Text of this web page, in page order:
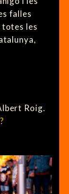
falles
totes les
Roig.